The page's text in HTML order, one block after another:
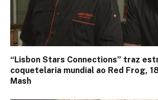
“Lisbon Stars Connections” traz
coquetelaria mundial ao Red Frog,
Mash